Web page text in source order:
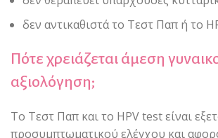
δεν αντικαθιστά το Τεστ Παπ ή το
Πότε χρειάζεται άμεση
αξιολόγηση;
Το Τεστ Παπ και το HPV test είναι
προσυμπτωματικού ελέγχου και